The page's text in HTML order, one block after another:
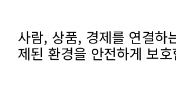
사람, 상품, 경제를 연결하
제된 환경을 안전하게 보